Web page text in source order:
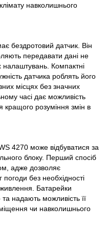
навколишнього
бездротовий датчик. Він
передавати дані не
налаштувань. Компактні
датчика роблять його
місцях без значних
часі дає можливість
розуміння змін в
4270 може відбуватися за
блоку. Перший спосіб
адже дозволяє
погоди без необхідності
Батарейки
надають можливість її
чи навколишнього